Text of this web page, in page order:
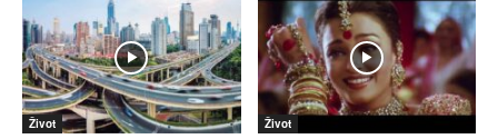
Život Život